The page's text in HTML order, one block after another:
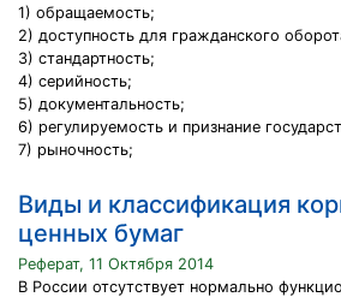
1) обращаемость;
2) доступность для гражданского
3) стандартность;
4) серийность;
5) документальность;
6) регулируемость и признание
7) рыночность;
Виды и классификация
ценных бумаг
Реферат, 11 Октября 2014
В России отсутствует нормально